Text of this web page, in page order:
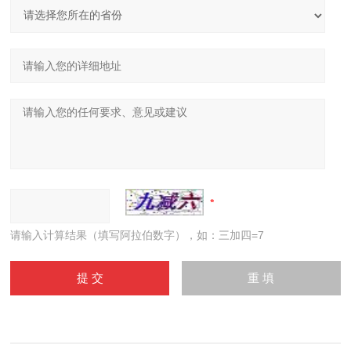
请输入计算结果（填写阿拉伯数字），如：三加四=7